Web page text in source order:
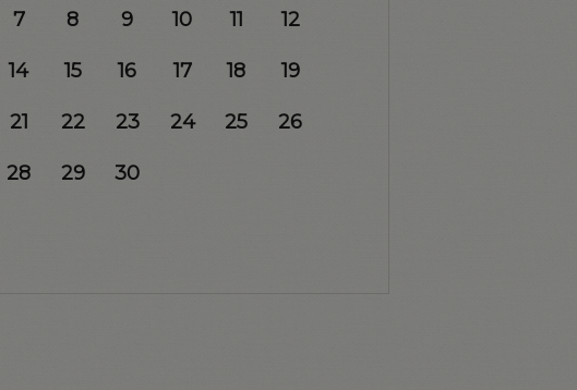
7 8 9 10 11 12
14 15 16 17 18 19
21 22 23 24 25 26
28 29 30